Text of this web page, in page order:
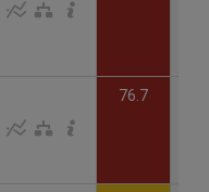
76.7